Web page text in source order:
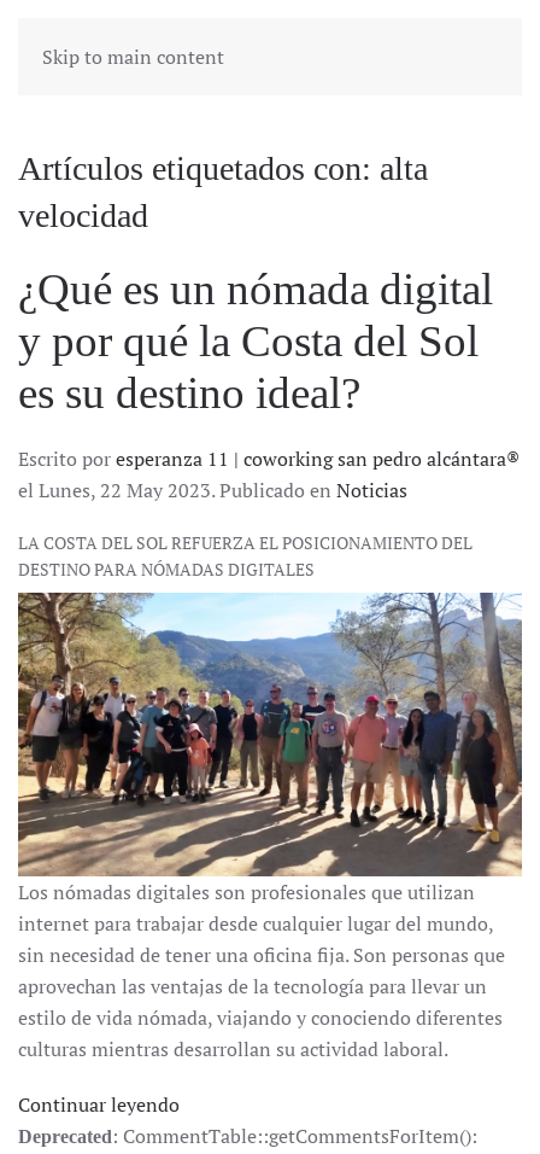
Skip to main content
Artículos etiquetados con: alta
velocidad
¿Qué es un nómada digital
y por qué la Costa del Sol
es su destino ideal?
Escrito poresperanza 11 | coworking san pedro alcántara®
el Lunes, 22 May 2023. Publicado en Noticias
LA COSTA DEL SOL REFUERZA EL POSICIONAMIENTO DEL
DESTINO PARA NÓMADAS DIGITALES
Los nómadas digitales son profesionales que utilizan
internet para trabajar desde cualquier lugar del mundo,
sin necesidad de tener una oficina fija. Son personas que
aprovechan las ventajas de la tecnología para llevar un
estilo de vida nómada, viajando y conociendo diferentes
culturas mientras desarrollan su actividad laboral.
Continuar leyendo
Deprecated: CommentTable::getCommentsForItem():